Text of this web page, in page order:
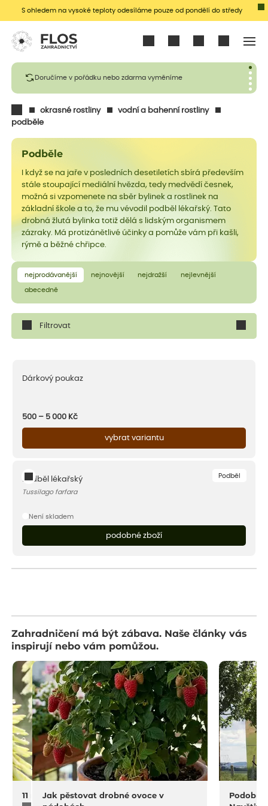
S ohledem na vysoké teploty odesíláme pouze od pondělí do středy
Doručíme v pořádku nebo zdarma vyměníme
okrasné rostliny
vodní a bahenní rostliny
podběle
Podběle
I když se na jaře v posledních desetiletích sbírá především
stále stoupající mediální hvězda, tedy medvědí česnek,
možná si vzpomenete na sběr bylinek a rostlinek na
základní škole a to, že mu vévodil podběl lékařský. Tato
drobná žlutá bylinka totiž dělá s lidským organismem
zázraky. Má protizánětlivé účinky a pomůže vám při kašli,
rýmě a běžné chřipce.
nejprodávanější nejnovější nejdražší nejlevnější
abecedně
Filtrovat
Dárkový poukaz
500 – 5 000 Kč
vybrat variantu
Podběl
Podběl lékařský
Tussilago farfara
Není skladem
podobné zboží
Zahradničení má být zábava. Naše články vás
inspirují nebo vám pomůžou.
11 na rostliny do sucha a horka
Jak pěstovat drobné ovoce v